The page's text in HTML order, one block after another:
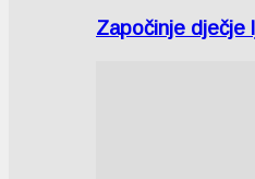
Započinje dječje